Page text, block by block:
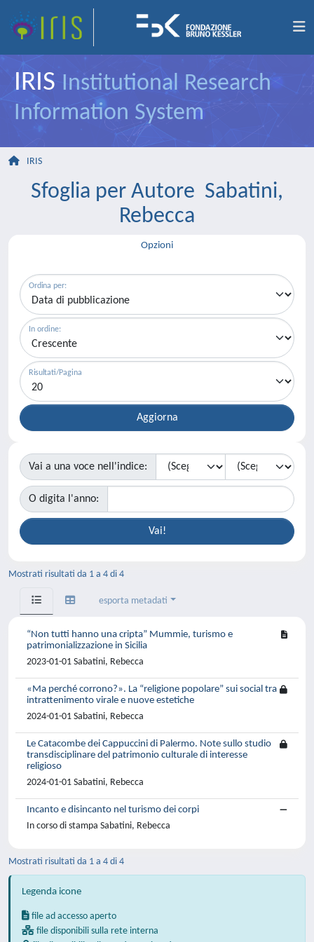
IRIS Institutional Research
Information System
IRIS
Sfoglia per Autore Sabatini,
Rebecca
Opzioni
Ordina per:
In ordine:
Risultati/Pagina
Vai a una voce nell'indice:
O digita l'anno:
Mostrati risultati da 1 a 4 di 4
esporta metadati
“Non tutti hanno una cripta” Mummie, turismo e
patrimonializzazione in Sicilia
2023-01-01 Sabatini, Rebecca
«Ma perché corrono?». La “religione popolare” sui social tra
intrattenimento virale e nuove estetiche
2024-01-01 Sabatini, Rebecca
Le Catacombe dei Cappuccini di Palermo. Note sullo studio
transdisciplinare del patrimonio culturale di interesse
religioso
2024-01-01 Sabatini, Rebecca
Incanto e disincanto nel turismo dei corpi
In corso di stampa Sabatini, Rebecca
Mostrati risultati da 1 a 4 di 4
Legenda icone
file ad accesso aperto
file disponibili sulla rete interna